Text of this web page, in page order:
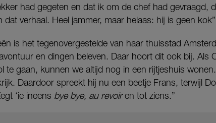
had gegeten en dat ik om de chef had gevraagd,
verhaal. Heel jammer, maar helaas: hij is geen
is het tegenovergestelde van haar thuisstad
en dingen beleven. Daar hoort dit ook bij. Als
te gaan, kunnen we altijd nog in een rijtjeshuis
Daardoor spreekt hij nu een beetje Frans, terwijl
‘ie ineens bye bye, au revoiren tot ziens.”